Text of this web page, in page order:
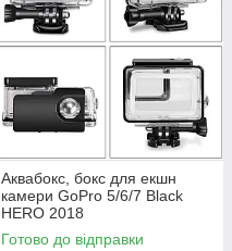
Аквабокс, бокс для екшн
камери GoPro 5/6/7 Black
HERO 2018
Готово до відправки